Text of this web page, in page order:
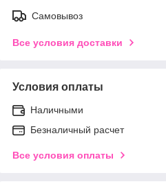
Самовывоз
Все условия доставки
Условия оплаты
Наличными
Безналичный расчет
Все условия оплаты